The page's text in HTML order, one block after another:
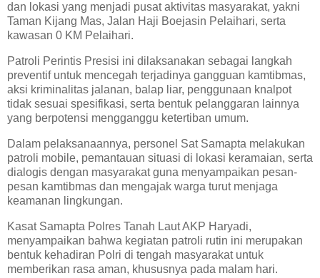
dan lokasi yang menjadi pusat aktivitas masyarakat, yakni
Taman Kijang Mas, Jalan Haji Boejasin Pelaihari, serta
kawasan 0 KM Pelaihari.
Patroli Perintis Presisi ini dilaksanakan sebagai langkah
preventif untuk mencegah terjadinya gangguan kamtibmas,
aksi kriminalitas jalanan, balap liar, penggunaan knalpot
tidak sesuai spesifikasi, serta bentuk pelanggaran lainnya
yang berpotensi mengganggu ketertiban umum.
Dalam pelaksanaannya, personel Sat Samapta melakukan
patroli mobile, pemantauan situasi di lokasi keramaian, serta
dialogis dengan masyarakat guna menyampaikan pesan-
pesan kamtibmas dan mengajak warga turut menjaga
keamanan lingkungan.
Kasat Samapta Polres Tanah Laut AKP Haryadi,
menyampaikan bahwa kegiatan patroli rutin ini merupakan
bentuk kehadiran Polri di tengah masyarakat untuk
memberikan rasa aman, khususnya pada malam hari.